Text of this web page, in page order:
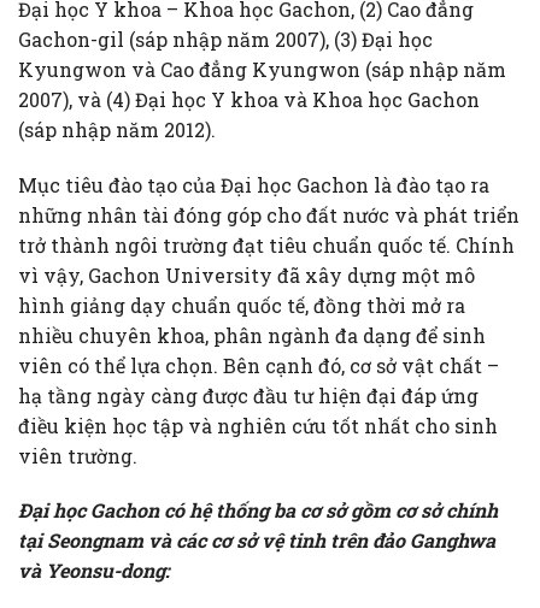
Đại học Y khoa – Khoa học Gachon, (2) Cao đẳng
Gachon-gil (sáp nhập năm 2007), (3) Đại học
Kyungwon và Cao đẳng Kyungwon (sáp nhập năm
2007), và (4) Đại học Y khoa và Khoa học Gachon
(sáp nhập năm 2012).
Mục tiêu đào tạo của Đại học Gachon là đào tạo ra
những nhân tài đóng góp cho đất nước và phát triển
trở thành ngôi trường đạt tiêu chuẩn quốc tế. Chính
vì vậy, Gachon University đã xây dựng một mô
hình giảng dạy chuẩn quốc tế, đồng thời mở ra
nhiều chuyên khoa, phân ngành đa dạng để sinh
viên có thể lựa chọn. Bên cạnh đó, cơ sở vật chất –
hạ tầng ngày càng được đầu tư hiện đại đáp ứng
điều kiện học tập và nghiên cứu tốt nhất cho sinh
viên trường.
Đại học Gachon có hệ thống ba cơ sở gồm cơ sở chính
tại Seongnam và các cơ sở vệ tinh trên đảo Ganghwa
và Yeonsu-dong: